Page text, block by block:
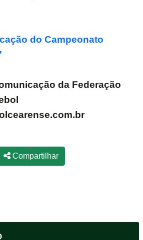
do Campeonato
da Federação
Compartilhar